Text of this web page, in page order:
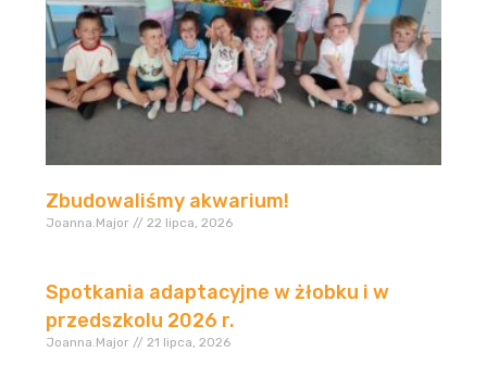
Zbudowaliśmy akwarium!
Joanna.Major 22 lipca, 2026
Spotkania adaptacyjne w żłobku i w
przedszkolu 2026 r.
Joanna.Major 21 lipca, 2026